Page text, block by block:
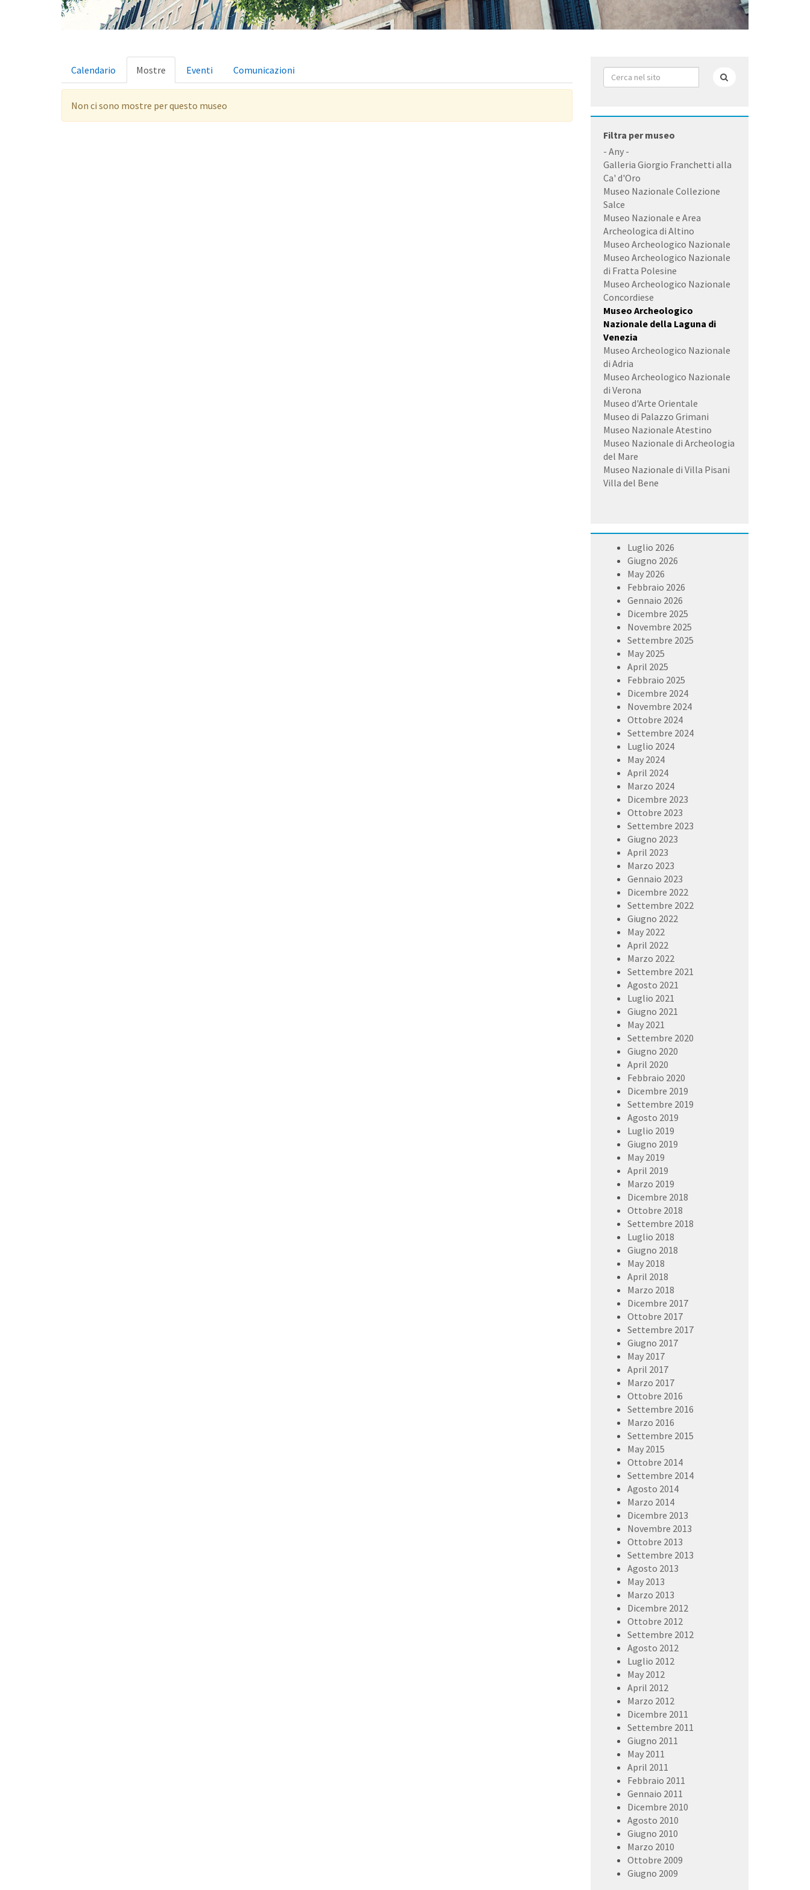
Schede
primarie
Calendario Mostre (scheda
attiva)
Eventi Comunicazioni
Non ci sono mostre per questo museo
Form
di
Filtra per museo
- Any -
Galleria Giorgio Franchetti alla
Ca' d'Oro
Museo Nazionale Collezione
Salce
Museo Nazionale e Area
Archeologica di Altino
Museo Archeologico Nazionale
Museo Archeologico Nazionale
di Fratta Polesine
Museo Archeologico Nazionale
Concordiese
Museo Archeologico
Nazionale della Laguna di
Venezia
Museo Archeologico Nazionale
di Adria
Museo Archeologico Nazionale
di Verona
Museo d'Arte Orientale
Museo di Palazzo Grimani
Museo Nazionale Atestino
Museo Nazionale di Archeologia
del Mare
Museo Nazionale di Villa Pisani
Villa del Bene
Luglio 2026
Giugno 2026
May 2026
Febbraio 2026
Gennaio 2026
Dicembre 2025
Novembre 2025
Settembre 2025
May 2025
April 2025
Febbraio 2025
Dicembre 2024
Novembre 2024
Ottobre 2024
Settembre 2024
Luglio 2024
May 2024
April 2024
Marzo 2024
Dicembre 2023
Ottobre 2023
Settembre 2023
Giugno 2023
April 2023
Marzo 2023
Gennaio 2023
Dicembre 2022
Settembre 2022
Giugno 2022
May 2022
April 2022
Marzo 2022
Settembre 2021
Agosto 2021
Luglio 2021
Giugno 2021
May 2021
Settembre 2020
Giugno 2020
April 2020
Febbraio 2020
Dicembre 2019
Settembre 2019
Agosto 2019
Luglio 2019
Giugno 2019
May 2019
April 2019
Marzo 2019
Dicembre 2018
Ottobre 2018
Settembre 2018
Luglio 2018
Giugno 2018
May 2018
April 2018
Marzo 2018
Dicembre 2017
Ottobre 2017
Settembre 2017
Giugno 2017
May 2017
April 2017
Marzo 2017
Ottobre 2016
Settembre 2016
Marzo 2016
Settembre 2015
May 2015
Ottobre 2014
Settembre 2014
Agosto 2014
Marzo 2014
Dicembre 2013
Novembre 2013
Ottobre 2013
Settembre 2013
Agosto 2013
May 2013
Marzo 2013
Dicembre 2012
Ottobre 2012
Settembre 2012
Agosto 2012
Luglio 2012
May 2012
April 2012
Marzo 2012
Dicembre 2011
Settembre 2011
Giugno 2011
May 2011
April 2011
Febbraio 2011
Gennaio 2011
Dicembre 2010
Agosto 2010
Giugno 2010
Marzo 2010
Ottobre 2009
Giugno 2009